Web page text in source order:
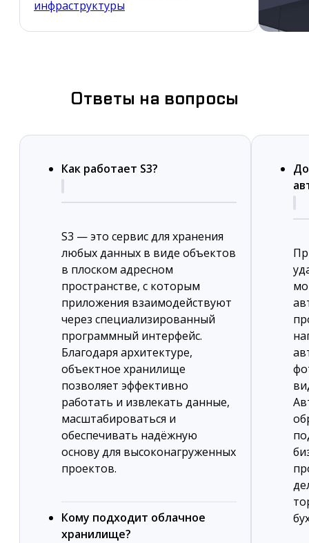
инфраструктуры
Ответы на вопросы
Как работает S3?
S3 — это сервис для хранения
любых данных в виде объектов
в плоском адресном
пространстве, с которым
приложения взаимодействуют
через специализированный
программный интерфейс.
Благодаря архитектуре,
объектное хранилище
позволяет эффективно
работать и извлекать данные,
масштабироваться и
обеспечивать надёжную
основу для высоконагруженных
проектов.
Кому подходит облачное
хранилище?